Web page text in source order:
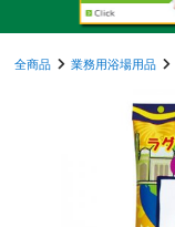
全商品 業務用浴場用品